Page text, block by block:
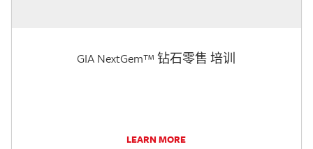
GIA NextGem™ 钻石零售 培训
LEARN MORE